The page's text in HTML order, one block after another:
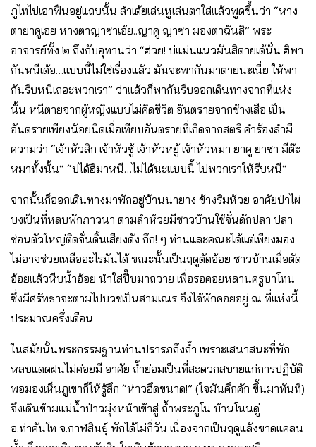
ภูไทไปเอาฟืนอยู่แถบนั้น ลําเต้ยเล่นหูเล่นตาใส่แล้วพูดขึ้นว่า “หาง
ตายาคูเอย หางตาญาซาเอ้ย..ญาคู ญาซา มองตาฉันสิ” พระ
อาจารย์ทั้ง ๒ ถึงกับอุทานว่า “ฮ่วย! บ่แม่นแนวมันสิตายเด้นั่น ฮิพา
กันหนีเด้อ…แบบนี้ไม่ใช่เรื่องแล้ว มันจะพากันมาตายนะเนี่ย ให้พา
กันรีบหนีเถอะพวกเรา” ว่าแล้วก็พากันรีบออกเดินทางจากที่แห่ง
นั้น หนีตายจากผู้หญิงแบบไม่คิดชีวิต อันตรายจากช้างเสือ เป็น
อันตรายเพียงน้อยนิดเมื่อเทียบอันตรายที่เกิดจากสตรี คําร้องลํามี
ความว่า “เจ้าหัวสิก เจ้าหัวซู้ เจ้าหัวหยู้ เจ้าหัวหมา ยาคู ยาซา มีต๊ะ
หมาทั้งนั้น” “ปได้ฮิมาหนี…ไม่ได้นะแบบนี้ ไปพวกเราให้รีบหนี”
จากนั้นก็ออกเดินทางมาพักอยู่บ้านนายาง ข้างริมห้วย อาศัยป่าไผ่
บงเป็นที่หลบพักภาวนา ตามลําห้วยมีชาวบ้านใช้จั่นดักปลา ปลา
ช่อนตัวใหญ่ติดจั่นดิ้นเสียงดัง กึก! ๆ ท่านและคณะได้แต่เพียงมอง
ไม่อาจช่วยเหลืออะไรมันได้ ขณะนั้นเป็นฤดูตัดอ้อย ชาวบ้านเมื่อตัด
อ้อยแล้วหีบน้ำอ้อย นำใส่ปี๊บมาถวาย เพื่อรอคอยหลานครูบาโทน
ซึ่งมีศรัทธาจะตามไปบวชเป็นสามเณร จึงได้พักคอยอยู่ ณ ที่แห่งนี้
ประมาณครึ่งเดือน
ในสมัยนั้นพระกรรมฐานท่านปรารภถึงถ้ำ เพราะเสนาสนะที่พัก
หลบแดดฝนไม่ค่อยมี อาศัย ถ้ำย่อมเป็นที่สะดวกสบายแก่การปฏิบัติ
พอมองเห็นภูเขาก็ให้รู้สึก “ห่าวฮึดขนาด!” (ใจมันคึกคัก ขึ้นมาทันที)
จึงเดินข้ามแม่น้ำป่าวมุ่งหน้าเข้าสู่ ถ้ำพระภูโน บ้านโนนดู่
อ.ท่าคันโท จ.กาฬสินธุ์ พักได้ไม่กี่วัน เนื่องจากเป็นฤดูแล้งขาดแคลน